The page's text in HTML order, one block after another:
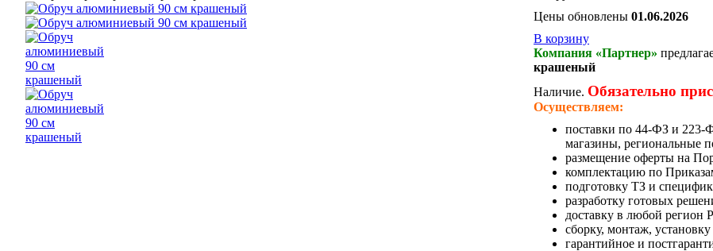
Цены обновлены 01.06.2026
В корзину
Компания «Партнер»
крашеный
Наличие. Обязательно
Осуществляем:
поставки по 44-ФЗ и
магазины, региональные
размещение оферты на
комплектацию по
подготовку ТЗ и
разработку готовых
доставку в любой регион
сборку, монтаж,
гарантийное и